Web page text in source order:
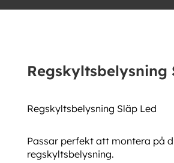
Regskyltsbelysning
Regskyltsbelysning Släp Led
Passar perfekt att montera på
regskyltsbelysning.